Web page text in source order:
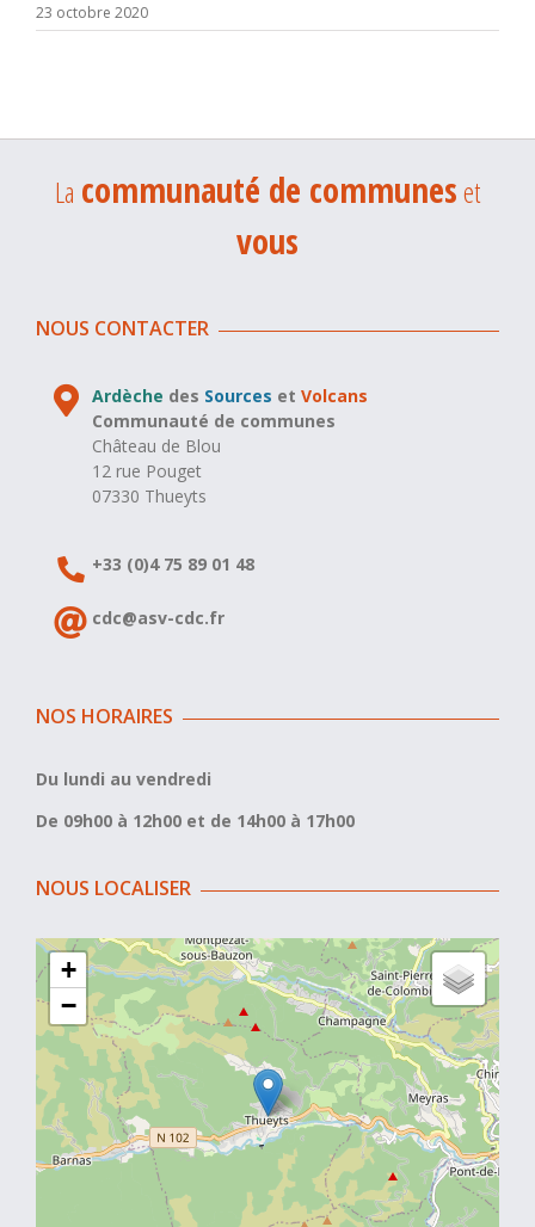
23 octobre 2020
La communauté de communeset
vous
NOUS CONTACTER
Ardèche des Sources etVolcans
Communauté de communes
Château de Blou
12 rue Pouget
07330 Thueyts
+33 (0)4 75 89 01 48
cdc@asv-cdc.fr
NOS HORAIRES
Du lundi au vendredi
De 09h00 à 12h00 et de 14h00 à 17h00
NOUS LOCALISER
+
−